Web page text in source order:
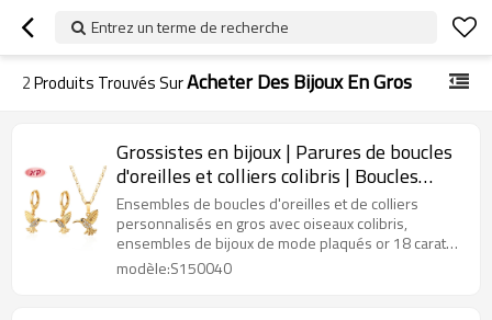
Entrez un terme de recherche
2Produits Trouvés SurAcheter Des Bijoux En Gros
Grossistes en bijoux | Parures de boucles
d'oreilles et colliers colibris | Boucles
d'oreilles sur mesure en laiton plaqué or
18 carats et zircones cubiques
Ensembles de boucles d'oreilles et de colliers
personnalisés en gros avec oiseaux colibris,
ensembles de bijoux de mode plaqués or 18 carats,
zircone cubique AAA.
modèle:S150040